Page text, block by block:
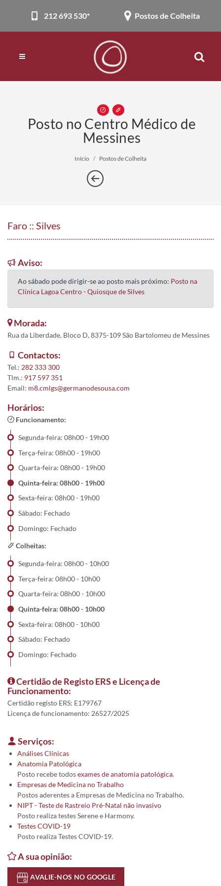
212 693 530* Postos de Colheita
Posto no Centro Médico de
Messines
Início Postos de Colheita
Faro :: Silves
Aviso:
Ao sábado pode dirigir-se ao posto mais próximo: Posto na
Clínica Lagoa Centro - Quiosque de Silves
Morada:
Rua da Liberdade, Bloco D, 8375-109 São Bartolomeu de Messines
Contactos:
Tel.: 282 333 300
Tlm.: 917 597 351
Email: m8.cmlgs@germanodesousa.com
Horários:
Funcionamento:
Segunda-feira: 08h00 - 19h00
Terça-feira: 08h00 - 19h00
Quarta-feira: 08h00 - 19h00
Quinta-feira: 08h00 - 19h00
Sexta-feira: 08h00 - 19h00
Sábado: Fechado
Domingo: Fechado
Colheitas:
Segunda-feira: 08h00 - 10h00
Terça-feira: 08h00 - 10h00
Quarta-feira: 08h00 - 10h00
Quinta-feira: 08h00 - 10h00
Sexta-feira: 08h00 - 10h00
Sábado: Fechado
Domingo: Fechado
Certidão de Registo ERS e Licença de
Funcionamento:
Certidão registo ERS: E179767
Licença de funcionamento: 26527/2025
Serviços:
Análises Clínicas
Anatomia Patológica
Posto recebe todosexames de anatomia patológica.
Empresas de Medicina no Trabalho
Postos aderentes a Empresas de Medicina no Trabalho.
NIPT - Teste de Rastreio Pré-Natal não invasivo
Posto realiza testes Serene e Harmony.
Testes COVID-19
Posto realiza Testes COVID-19.
A sua opinião:
AVALIE-NOS NO GOOGLE